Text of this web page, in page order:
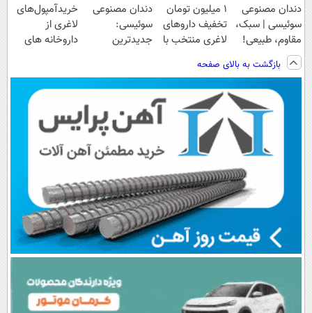
دندان مصنوعی
سوئیسی | سبک،
مقاوم، طبیعی!
ویزیت
رایگان+پرداخت
اقساطی😍
۱ میلیون تومان
تخفیف داروهای
لاغری منتخب با
داروخانه نزدیکت
دندان مصنوعی
سوئیسی:
جدیدترین
پرداخت قسطی
خریدآمپول‌های
لاغری از
داروخانه های
پک یخ!
بازگشت به بالای صفحه